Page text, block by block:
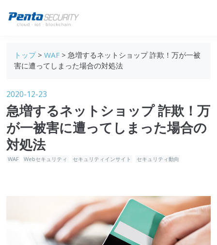
Webセキュリティ
技術ブログ
トップ> WAF> 急増するネットショップ 詐欺！万が一被
害に遭ってしまった場合の対処法
2020-12-23
急増するネットショップ 詐欺！万
が一被害に遭ってしまった場合の
対処法
WAF Webセキュリティ セキュリティインサイト セキュリティ動向